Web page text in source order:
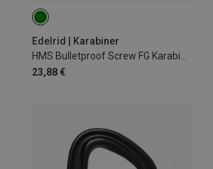
Edelrid | Karabiner
HMS Bulletproof Screw FG Karabiner
23,88 €